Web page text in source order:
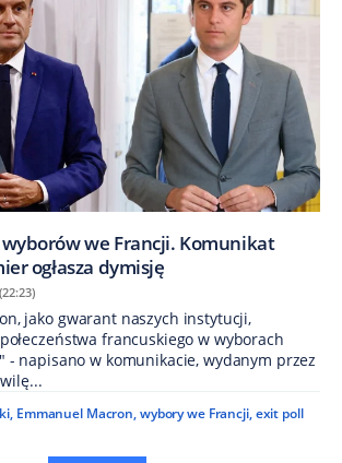
we Francji. Komunikat
ogłasza dymisję
jako gwarant naszych instytucji,
francuskiego w wyborach
- napisano w komunikacie, wydanym przez
, Emmanuel Macron,wybory we Francji,exit poll